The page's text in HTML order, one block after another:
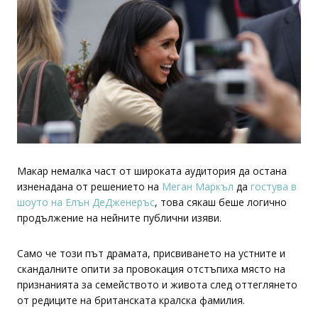
Макар немалка част от широката аудитория да остана
изненадана от решението на Меган Маркъл да гостува в
шоуто на Елън ДеДженеръс, това сякаш беше логично
продължение на нейните публични изяви.
Само че този път драмата, присвиването на устните и
скандалните опити за провокация отстъпиха място на
признанията за семейството и живота след оттеглянето
от редиците на британската кралска фамилия.